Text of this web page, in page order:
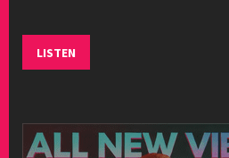
LISTEN